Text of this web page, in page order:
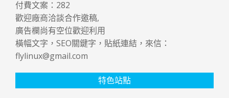
付費文案： 282
歡迎廠商洽談合作邀稿,
廣告欄尚有空位歡迎利用
橫幅文字，SEO關鍵字，貼紙連結，來信：
flylinux@gmail.com
特色站點